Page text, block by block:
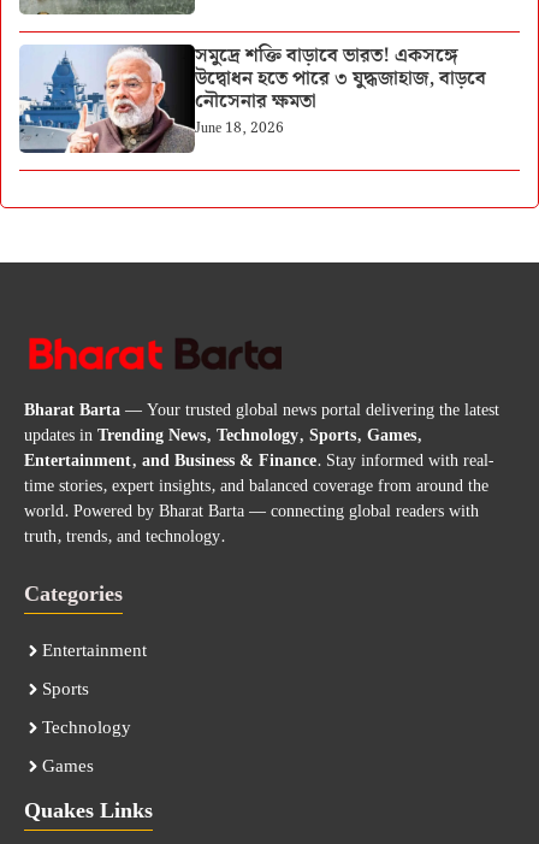
সমুদ্রে শক্তি বাড়াবে ভারত! একসঙ্গে
উদ্বোধন হতে পারে ৩ যুদ্ধজাহাজ, বাড়বে
নৌসেনার ক্ষমতা
June 18, 2026
Bharat Barta— Your trusted global news portal delivering the latest
updates inTrending News, Technology, Sports, Games,
Entertainment, and Business & Finance. Stay informed with real-
time stories, expert insights, and balanced coverage from around the
world. Powered by Bharat Barta — connecting global readers with
truth, trends, and technology.
Categories
Entertainment
Sports
Technology
Games
Quakes Links